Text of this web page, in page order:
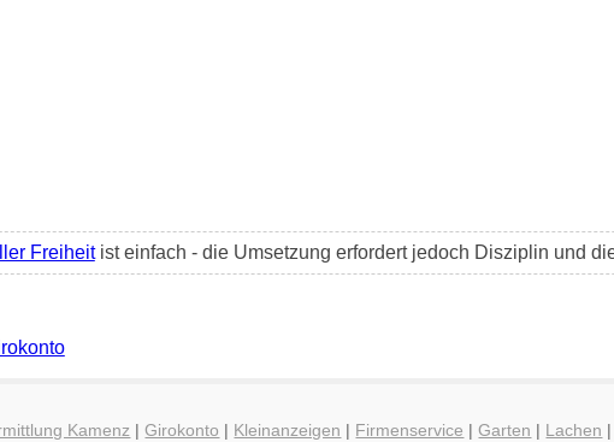
Freiheitist einfach - die Umsetzung erfordert jedoch Disziplin und
Kamenz |Girokonto | Kleinanzeigen | Firmenservice |Garten | Lachen |